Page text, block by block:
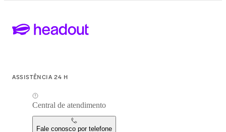
ASSISTÊNCIA 24 H
Central de atendimento
Fale conosco por telefone